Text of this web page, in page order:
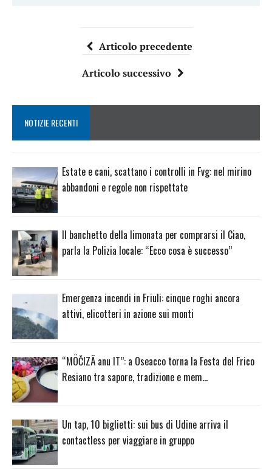
Articolo precedente
Articolo successivo
NOTIZIE RECENTI
Estate e cani, scattano i controlli in Fvg: nel mirino
abbandoni e regole non rispettate
Il banchetto della limonata per comprarsi il Ciao,
parla la Polizia locale: “Ecco cosa è successo”
Emergenza incendi in Friuli: cinque roghi ancora
attivi, elicotteri in azione sui monti
“MÖČIZÄ anu IT”: a Oseacco torna la Festa del Frico
Resiano tra sapore, tradizione e mem…
Un tap, 10 biglietti: sui bus di Udine arriva il
contactless per viaggiare in gruppo